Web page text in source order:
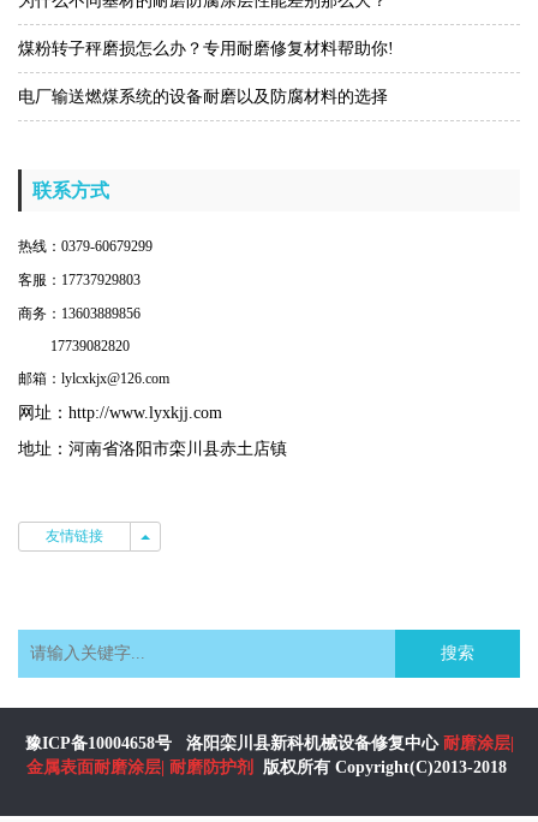
煤粉转子秤磨损怎么办？专用耐磨修复材料帮助你!
电厂输送燃煤系统的设备耐磨以及防腐材料的选择
联系方式
热线：0379-60679299
客服：17737929803
商务：13603889856
17739082820
邮箱：lylcxkjx@126.com
网址： http://www.lyxkjj.com
地址：河南省洛阳市栾川县赤土店镇
友情链接
搜索
豫ICP备10004658号 洛阳栾川县新科机械设备修复中心 耐磨涂层|
金属表面耐磨涂层 耐磨防护剂 版权所有 Copyright(C)2013-2018